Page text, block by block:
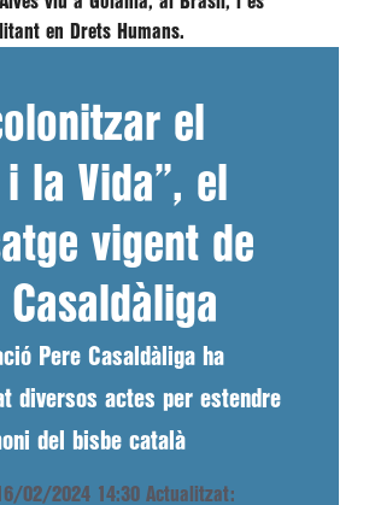
en Drets Humans.
el
la Vida”, el
vigent de
Casaldàliga
Pere Casaldàliga ha
diversos actes per estendre
del bisbe català
02/2024 14:30 Actualitzat: